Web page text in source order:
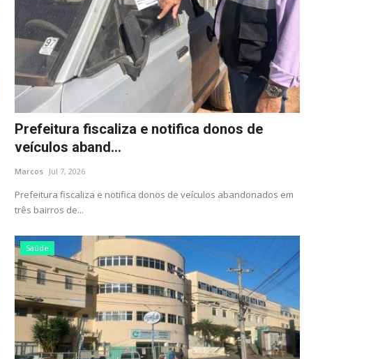
Prefeitura fiscaliza e notifica donos de
veículos aband...
Marcos Jul 7, 2026
Prefeitura fiscaliza e notifica donos de veículos abandonados em
três bairros de...
Saúde